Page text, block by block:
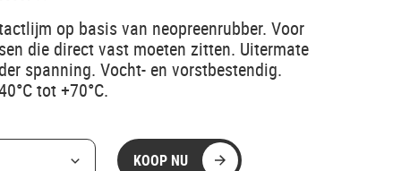
op basis van neopreenrubber. Voor
die direct vast moeten zitten. Uitermate
spanning. Vocht- en vorstbestendig.
tot +70°C.
KOOP NU